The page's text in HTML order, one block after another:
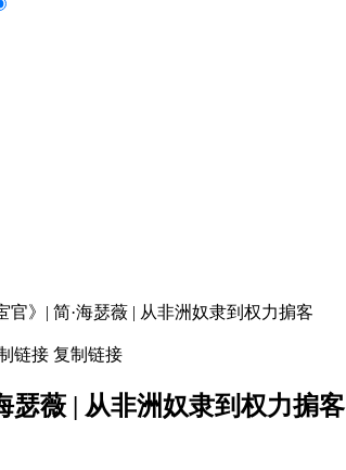
官》| 简·海瑟薇 | 从非洲奴隶到权力掮客
链接 复制链接
瑟薇 | 从非洲奴隶到权力掮客